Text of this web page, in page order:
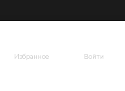
Избранное Войти